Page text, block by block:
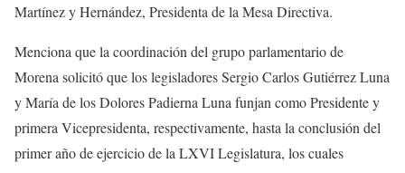
Martínez y Hernández, Presidenta de la Mesa Directiva.
Menciona que la coordinación del grupo parlamentario de
Morena solicitó que los legisladores Sergio Carlos Gutiérrez Luna
y María de los Dolores Padierna Luna funjan como Presidente y
primera Vicepresidenta, respectivamente, hasta la conclusión del
primer año de ejercicio de la LXVI Legislatura, los cuales